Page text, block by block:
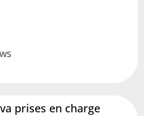
prises en charge